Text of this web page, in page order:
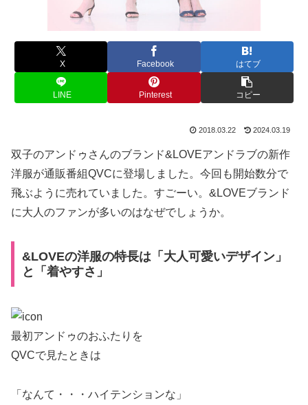
X Facebook はてブ
LINE Pinterest コピー
2018.03.22 2024.03.19
双子のアンドゥさんのブランド&LOVEアンドラブの新作
洋服が通販番組QVCに登場しました。今回も開始数分で
飛ぶように売れていました。すごーい。&LOVEブランド
に大人のファンが多いのはなぜでしょうか。
&LOVEの洋服の特長は「大人可愛いデザイン」
と「着やすさ」
最初アンドゥのおふたりを
QVCで見たときは
「なんて・・・ハイテンションな」